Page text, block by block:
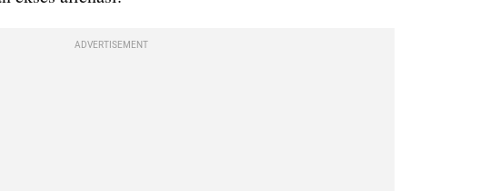
ADVERTISEMENT